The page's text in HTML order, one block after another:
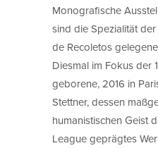
Monografische
sind die Spezialität
de Recoletos
Diesmal im Fokus der
geborene, 2016 in
Stettner, dessen
humanistischen Geist
League geprägtes